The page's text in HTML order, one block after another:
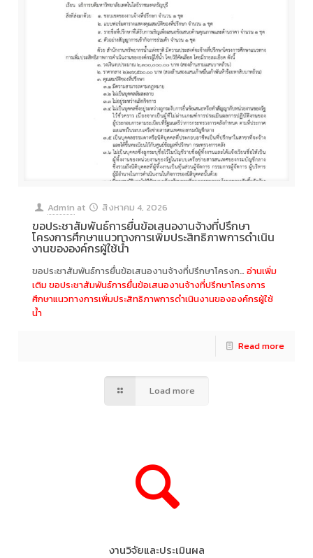
Admin at สิงหาคม 4, 2026
ขอประชาสัมพันธ์การยื่นข้อเสนองานจ้างที่ปรึกษา
โครงการศึกษาแนวทางการเพิ่มประสิทธิภาพการดำเนิน
งานขององค์กรผู้ใช้น้ำ
ขอประชาสัมพันธ์การยื่นข้อเสนองานจ้างที่ปรึกษาโครงก…อ่านเพิ่ม
เติมขอประชาสัมพันธ์การยื่นข้อเสนองานจ้างที่ปรึกษาโครงการ
ศึกษาแนวทางการเพิ่มประสิทธิภาพการดำเนินงานขององค์กรผู้ใช้
น้ำ
Read more
Load more
งานวิจัยและประเมินผล